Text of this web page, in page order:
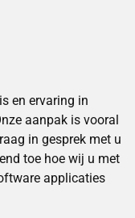
en ervaring in
aanpak is vooral
in gesprek met u
toe hoe wij u met
applicaties